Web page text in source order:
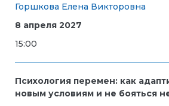
Горшкова Елена Викторовна
8 апреля 2027
15:00
Психология перемен: как
новым условиям и не бояться